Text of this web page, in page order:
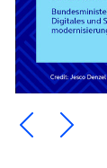
Ein Ein